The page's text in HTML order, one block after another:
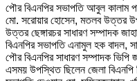
পৌর বিএনপির সভাপতি আবুল কালাম
মো. সরোয়ার হোসেন, মতলব উত্তর
উত্তর ছেঙ্গারচর সাধারণ সম্পাদক
বিএনপির সভাপতি এনামুল হক বাদল,
পৌর বিএনপির সাধারণ সম্পাদক ভিপি
এসময় উপস্থিত ছিলেন জেলা বিএনপি